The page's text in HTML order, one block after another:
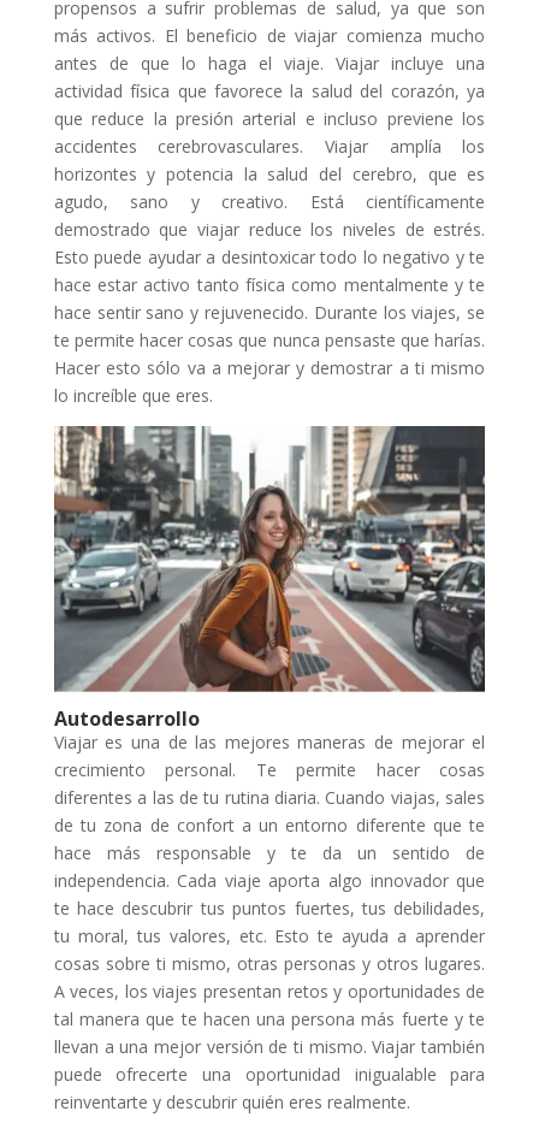
propensos a sufrir problemas de salud, ya que son
más activos. El beneficio de viajar comienza mucho
antes de que lo haga el viaje. Viajar incluye una
actividad física que favorece la salud del corazón, ya
que reduce la presión arterial e incluso previene los
accidentes cerebrovasculares. Viajar amplía los
horizontes y potencia la salud del cerebro, que es
agudo, sano y creativo. Está científicamente
demostrado que viajar reduce los niveles de estrés.
Esto puede ayudar a desintoxicar todo lo negativo y te
hace estar activo tanto física como mentalmente y te
hace sentir sano y rejuvenecido. Durante los viajes, se
te permite hacer cosas que nunca pensaste que harías.
Hacer esto sólo va a mejorar y demostrar a ti mismo
lo increíble que eres.
Autodesarrollo
Viajar es una de las mejores maneras de mejorar el
crecimiento personal. Te permite hacer cosas
diferentes a las de tu rutina diaria. Cuando viajas, sales
de tu zona de confort a un entorno diferente que te
hace más responsable y te da un sentido de
independencia. Cada viaje aporta algo innovador que
te hace descubrir tus puntos fuertes, tus debilidades,
tu moral, tus valores, etc. Esto te ayuda a aprender
cosas sobre ti mismo, otras personas y otros lugares.
A veces, los viajes presentan retos y oportunidades de
tal manera que te hacen una persona más fuerte y te
llevan a una mejor versión de ti mismo. Viajar también
puede ofrecerte una oportunidad inigualable para
reinventarte y descubrir quién eres realmente.